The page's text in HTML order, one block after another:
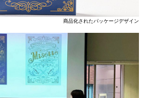
商品化されたパッケージデザイン